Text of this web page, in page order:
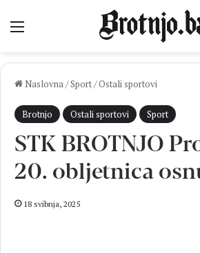
Izbornik
Naslovna/Sport/Ostali sportovi
Brotnjo Ostali sportovi Sport
STK BROTNJO
20. obljetnica
18 svibnja, 2025